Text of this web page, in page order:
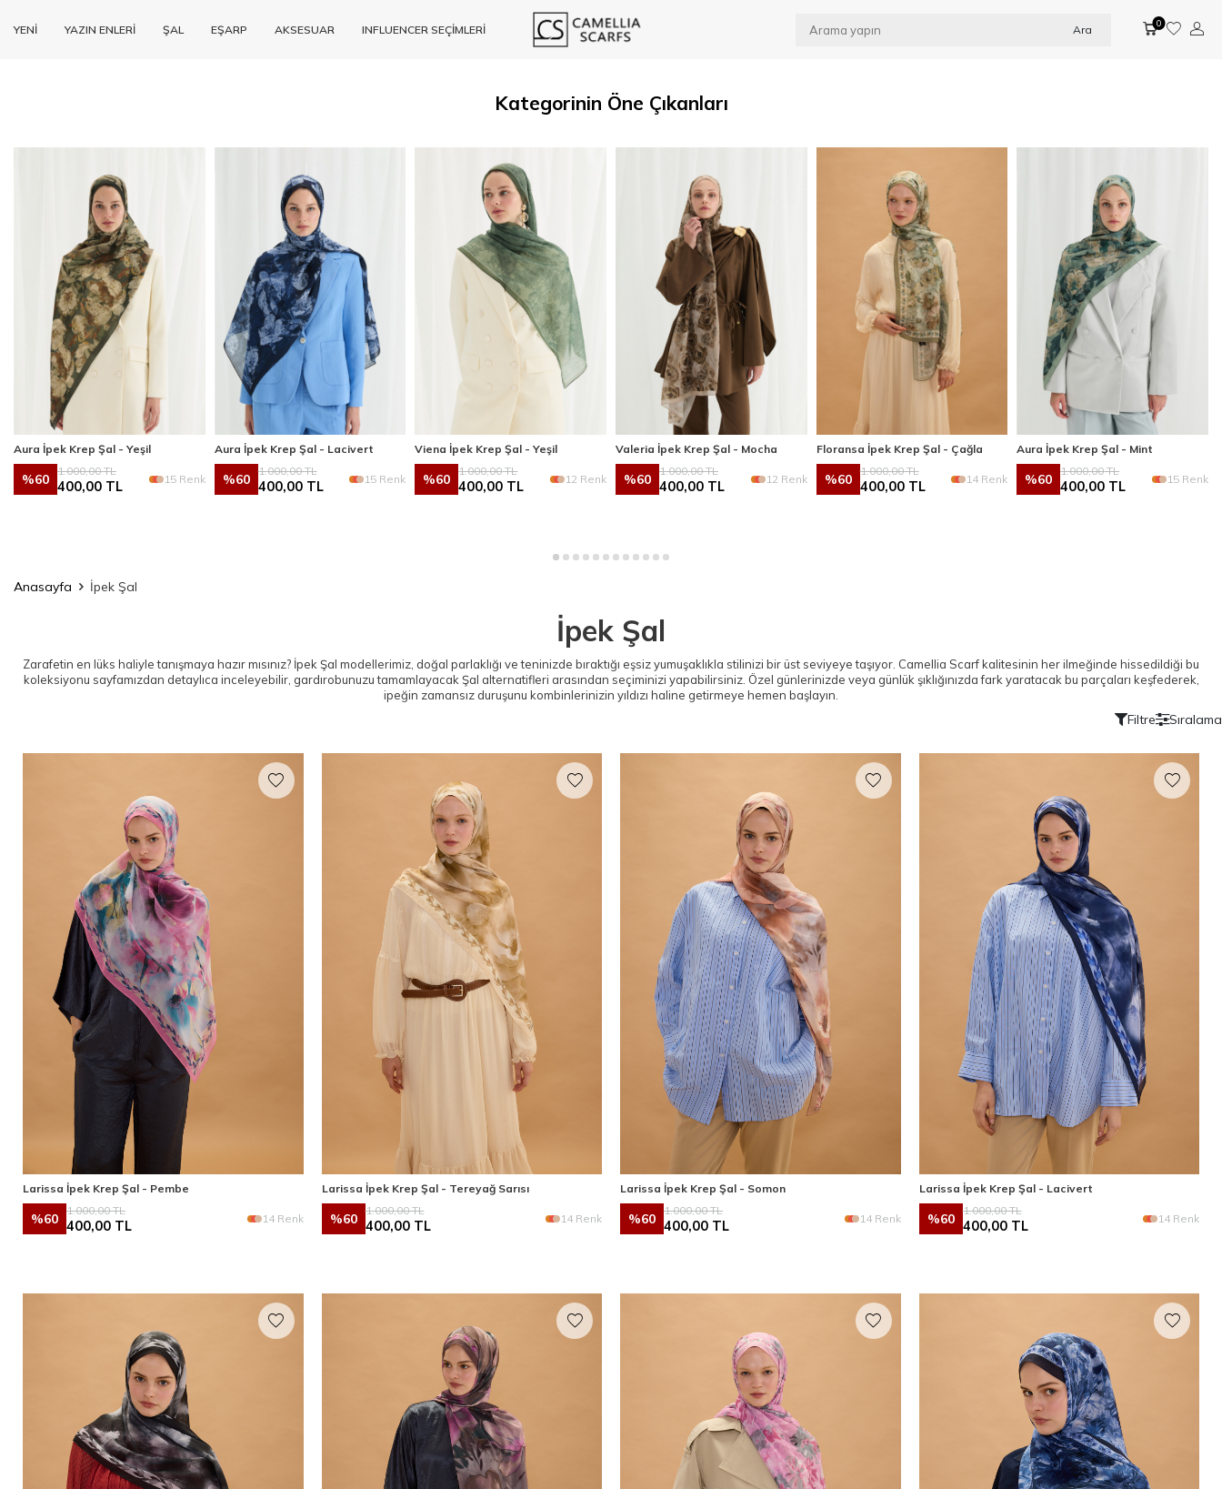
YENİ YAZIN ENLERİ ŞAL EŞARP AKSESUAR INFLUENCER SEÇİMLERİ Ara 0
Kategorinin Öne Çıkanları
Aura İpek Krep Şal - Yeşil
%60
1.000,00TL
400,00TL 15 Renk
Aura İpek Krep Şal - Lacivert
%60
1.000,00TL
400,00TL 15 Renk
Viena İpek Krep Şal - Yeşil
%60
1.000,00TL
400,00 TL 12 Renk
Valeria İpek Krep Şal - Mocha
%60
1.000,00TL
400,00TL 12 Renk
Floransa İpek Krep Şal - Çağla
%60
1.000,00TL
400,00TL 14 Renk
Aura İpek Krep Şal - Mint
%60
1.000,00TL
400,00 TL 15 Renk
Anasayfa İpek Şal
İpek Şal
Zarafetin en lüks haliyle tanışmaya hazır mısınız? İpek Şal modellerimiz, doğal parlaklığı ve teninizde bıraktığı eşsiz yumuşaklıkla stilinizi bir üst seviyeye taşıyor. Camellia Scarf kalitesinin her ilmeğinde hissedildiği bu
koleksiyonu sayfamızdan detaylıca inceleyebilir, gardırobunuzu tamamlayacak Şal alternatifleri arasından seçiminizi yapabilirsiniz. Özel günlerinizde veya günlük şıklığınızda fark yaratacak bu parçaları keşfederek,
ipeğin zamansız duruşunu kombinlerinizin yıldızı haline getirmeye hemen başlayın.
Filtre Sıralama
Larissa İpek Krep Şal - Pembe
%60
1.000,00TL
400,00 TL 14 Renk
Larissa İpek Krep Şal - Tereyağ Sarısı
%60
1.000,00TL
400,00TL 14 Renk
Larissa İpek Krep Şal - Somon
%60
1.000,00TL
400,00 TL 14 Renk
Larissa İpek Krep Şal - Lacivert
%60
1.000,00TL
400,00TL 14 Renk